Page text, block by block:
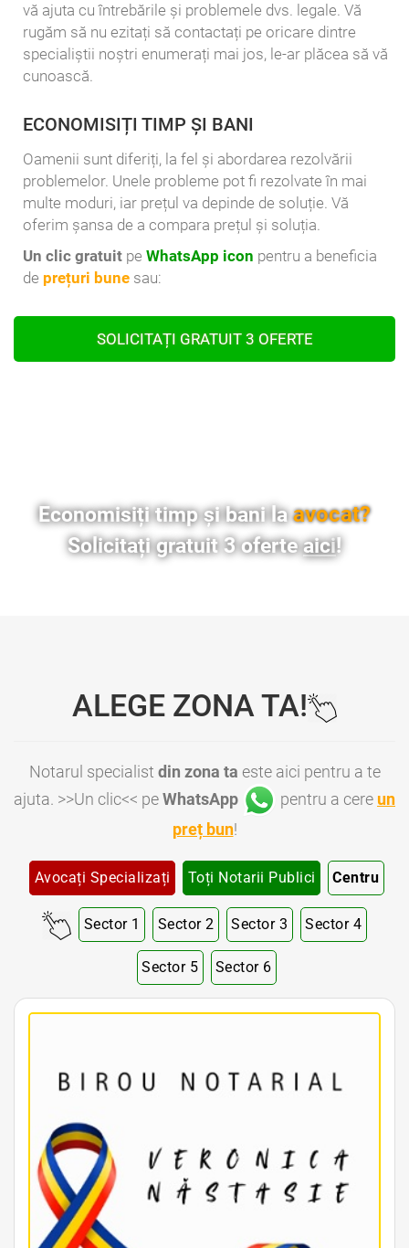
vă ajuta cu întrebările și problemele dvs. legale. Vă
rugăm să nu ezitați să contactați pe oricare dintre
specialiștii noștri enumerați mai jos, le-ar plăcea să vă
cunoască.
ECONOMISIȚI TIMP ȘI BANI
Oamenii sunt diferiți, la fel și abordarea rezolvării
problemelor. Unele probleme pot fi rezolvate în mai
multe moduri, iar prețul va depinde de soluție. Vă
oferim șansa de a compara prețul și soluția.
Un clic gratuit pe WhatsApp icon pentru a beneficia
de prețuri bune sau:
SOLICITAȚI GRATUIT 3 OFERTE
Economisiți timp și bani laavocat?
Solicitați gratuit 3 oferteaici!
ALEGE ZONA TA!
Notarul specialist din zona ta este aici pentru a te
ajuta. >>Un clic<< peWhatsApp pentru a cere un
preț bun!
Avocați Specializați Toți Notarii Publici Centru
Sector 1 Sector 2 Sector 3 Sector 4
Sector 5 Sector 6
Publici Sector 2 Bucuresti • Notari Publici Sector 3 Bucuresti • Notari Publici Sector 4 Bucuresti • Notari Publici Sector 5 Bucuresti • Notari Publici Sector 6 Bucuresti